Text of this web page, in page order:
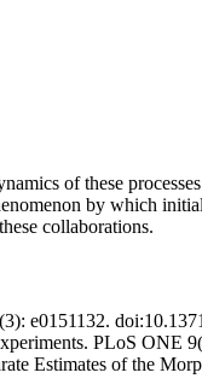
of these
by which
collaborations.
e0151132.
PLoS ONE
Estimates of the